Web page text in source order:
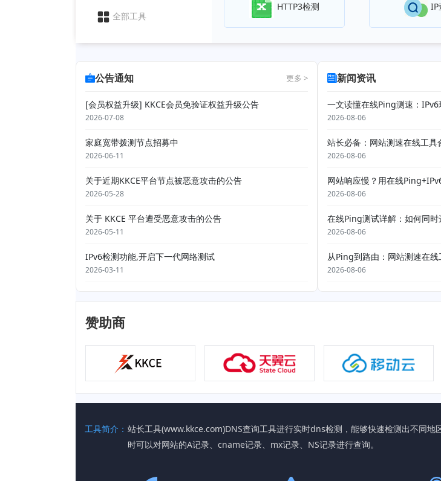
全部工具
HTTP3检测 IP
公告通知 更多 >
[会员权益升级] KKCE会员免验证权益升级公告
2026-07-08
家庭宽带拨测节点招募中
2026-06-11
关于近期KKCE平台节点被恶意攻击的公告
2026-05-28
关于 KKCE 平台遭受恶意攻击的公告
2026-05-11
IPv6检测功能,开启下一代网络测试
2026-03-11
新闻资讯
2026-08-06
2026-08-06
网站响应慢？用在线
2026-08-06
2026-08-06
2026-08-06
赞助商
工具简介： 站长工具(www.kkce.com)DNS查询工具进行实时dns检测，能够快速检测出不同
时可以对网站的A记录、cname记录、mx记录、NS记录进行查询。